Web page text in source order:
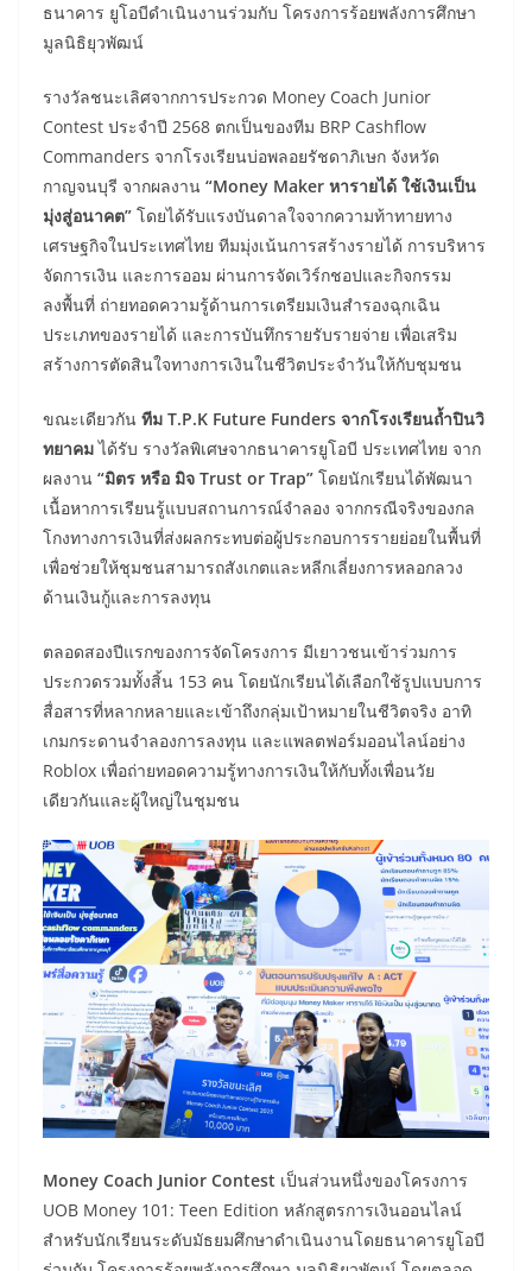
ธนาคาร ยูโอบีดำเนินงานร่วมกับ โครงการร้อยพลังการศึกษา
มูลนิธิยุวพัฒน์
รางวัลชนะเลิศจากการประกวด Money Coach Junior
Contest ประจำปี 2568 ตกเป็นของทีม BRP Cashflow
Commanders จากโรงเรียนบ่อพลอยรัชดาภิเษก จังหวัด
กาญจนบุรี จากผลงาน “Money Maker หารายได้ ใช้เงินเป็น
มุ่งสู่อนาคต” โดยได้รับแรงบันดาลใจจากความท้าทายทาง
เศรษฐกิจในประเทศไทย ทีมมุ่งเน้นการสร้างรายได้ การบริหาร
จัดการเงิน และการออม ผ่านการจัดเวิร์กชอปและกิจกรรม
ลงพื้นที่ ถ่ายทอดความรู้ด้านการเตรียมเงินสำรองฉุกเฉิน
ประเภทของรายได้ และการบันทึกรายรับรายจ่าย เพื่อเสริม
สร้างการตัดสินใจทางการเงินในชีวิตประจำวันให้กับชุมชน
ขณะเดียวกัน ทีม T.P.K Future Funders จากโรงเรียนถ้ำปินวิ
ทยาคมได้รับ รางวัลพิเศษจากธนาคารยูโอบี ประเทศไทย จาก
ผลงาน “มิตร หรือ มิจ Trust or Trap” โดยนักเรียนได้พัฒนา
เนื้อหาการเรียนรู้แบบสถานการณ์จำลอง จากกรณีจริงของกล
โกงทางการเงินที่ส่งผลกระทบต่อผู้ประกอบการรายย่อยในพื้นที่
เพื่อช่วยให้ชุมชนสามารถสังเกตและหลีกเลี่ยงการหลอกลวง
ด้านเงินกู้และการลงทุน
ตลอดสองปีแรกของการจัดโครงการ มีเยาวชนเข้าร่วมการ
ประกวดรวมทั้งสิ้น 153 คน โดยนักเรียนได้เลือกใช้รูปแบบการ
สื่อสารที่หลากหลายและเข้าถึงกลุ่มเป้าหมายในชีวิตจริง อาทิ
เกมกระดานจำลองการลงทุน และแพลตฟอร์มออนไลน์อย่าง
Roblox เพื่อถ่ายทอดความรู้ทางการเงินให้กับทั้งเพื่อนวัย
เดียวกันและผู้ใหญ่ในชุมชน
Money Coach Junior Contest เป็นส่วนหนึ่งของโครงการ
UOB Money 101: Teen Edition หลักสูตรการเงินออนไลน์
สำหรับนักเรียนระดับมัธยมศึกษาดำเนินงานโดยธนาคารยูโอบี